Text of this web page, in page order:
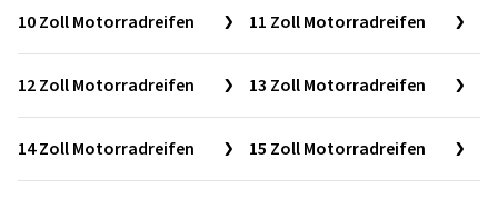
10 Zoll Motorradreifen 11 Zoll Motorradreifen
12 Zoll Motorradreifen 13 Zoll Motorradreifen
14 Zoll Motorradreifen 15 Zoll Motorradreifen